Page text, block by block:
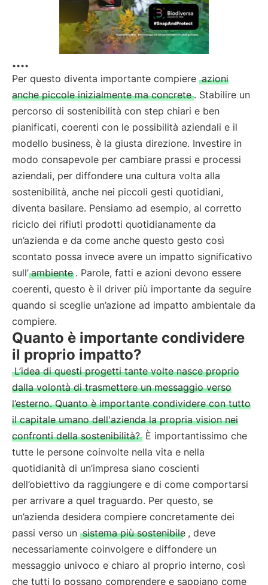
....
Per questo diventa importante compiere azioni
anche piccole inizialmente ma concrete . Stabilire un
percorso di sostenibilità con step chiari e ben
pianificati, coerenti con le possibilità aziendali e il
modello business, è la giusta direzione. Investire in
modo consapevole per cambiare prassi e processi
aziendali, per diffondere una cultura volta alla
sostenibilità, anche nei piccoli gesti quotidiani,
diventa basilare. Pensiamo ad esempio, al corretto
riciclo dei rifiuti prodotti quotidianamente da
un’azienda e da come anche questo gesto così
scontato possa invece avere un impatto significativo
sull’ ambiente . Parole, fatti e azioni devono essere
coerenti, questo è il driver più importante da seguire
quando si sceglie un’azione ad impatto ambientale da
compiere.
Quanto è importante condividere
il proprio impatto?
L’idea di questi progetti tante volte nasce proprio
dalla volontà di trasmettere un messaggio verso
l’esterno. Quanto è importante condividere con tutto
il capitale umano dell'azienda la propria vision nei
confronti della sostenibilità? È importantissimo che
tutte le persone coinvolte nella vita e nella
quotidianità di un’impresa siano coscienti
dell’obiettivo da raggiungere e di come comportarsi
per arrivare a quel traguardo. Per questo, se
un’azienda desidera compiere concretamente dei
passi verso un sistema più sostenibile , deve
necessariamente coinvolgere e diffondere un
messaggio univoco e chiaro al proprio interno, così
che tutti lo possano comprendere e sappiano come